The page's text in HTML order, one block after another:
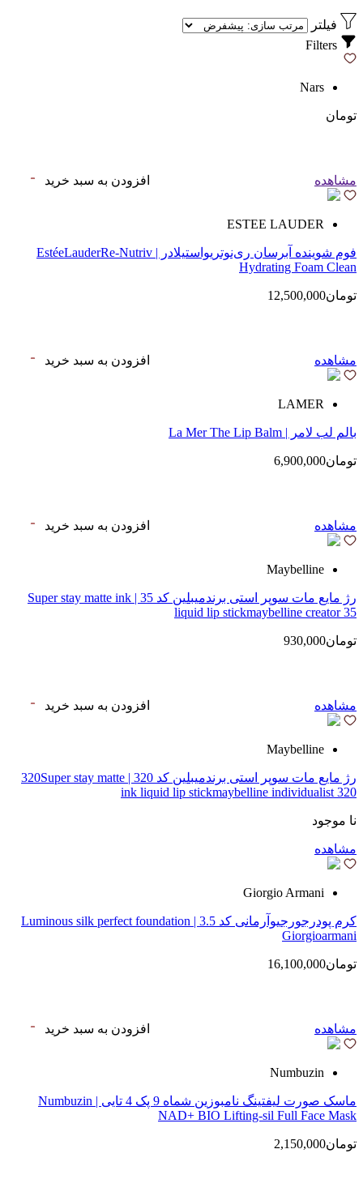
فیلتر
Nars
تومان
مشاهده افزودن به سبد خرید
ESTEE LAUDER
فوم شوینده آبرسان ری‌نوتریواستیلادر | EstéeLauderRe-Nutriv
Hydrating Foam Clean
تومان12,500,000
مشاهده افزودن به سبد خرید
LAMER
بالم لب لامر | La Mer The Lip Balm
تومان6,900,000
مشاهده افزودن به سبد خرید
Maybelline
رژ مایع مات سوپر استی‌ برندمیبلین کد 35 | Super stay matte ink
liquid lip stickmaybelline creator 35
تومان930,000
مشاهده افزودن به سبد خرید
Maybelline
رژ مایع مات سوپر استی‌ برندمیبلین کد 320 | 320Super stay matte
ink liquid lip stickmaybelline individualist 320
نا موجود
مشاهده
Giorgio Armani
کرم پودرجورجیوآرمانی کد 3.5 | Luminous silk perfect foundation
Giorgioarmani
تومان16,100,000
مشاهده افزودن به سبد خرید
Numbuzin
ماسک صورت لیفتینگ نامبوزین شماه 9 پک 4 تایی | Numbuzin
NAD+ BIO Lifting-sil Full Face Mask
تومان2,150,000